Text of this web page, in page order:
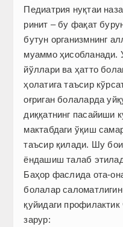
Педиатрия нуқтаи
ринит – бу фақат
бутун организмнинг
муаммо ҳисобланади.
йўллари ва ҳатто
ҳолатига таъсир
оғриган болаларда
диққатнинг пасайиши
мактабдаги ўқиш
таъсир қилади. Шу
ёндашиш талаб
Баҳор фаслида ота-
болалар
қуйидаги
зарур: